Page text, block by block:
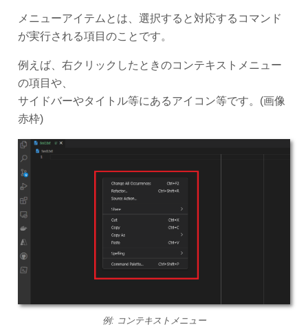
メニューアイテムとは、選択すると対応するコマンド
が実行される項目のことです。
例えば、右クリックしたときのコンテキストメニュー
の項目や、
サイドバーやタイトル等にあるアイコン等です。(画像
赤枠)
例: コンテキストメニュー